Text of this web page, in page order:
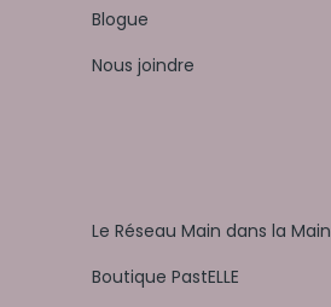
Blogue
Nous joindre
Le Réseau Main dans la Main
Boutique PastELLE